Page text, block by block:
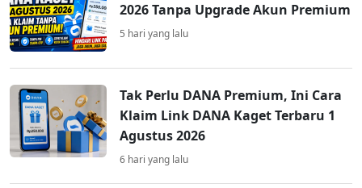
2026 Tanpa Upgrade Akun Premium
5 hari yang lalu
Tak Perlu DANA Premium, Ini Cara
Klaim Link DANA Kaget Terbaru 1
Agustus 2026
6 hari yang lalu